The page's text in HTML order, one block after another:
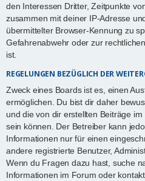
den Interessen Dritter, Zeitpunkte
zusammen mit deiner IP-Adresse
übermittelter Browser-Kennung zu
Gefahrenabwehr oder zur
ist.
REGELUNGEN BEZÜGLICH DER
Zweck eines Boards ist es, einen
ermöglichen. Du bist dir daher
und die von dir erstellten Beiträge
sein können. Der Betreiber kann
Informationen nur für einen
andere registrierte Benutzer,
Wenn du Fragen dazu hast, suche
Informationen im Forum oder